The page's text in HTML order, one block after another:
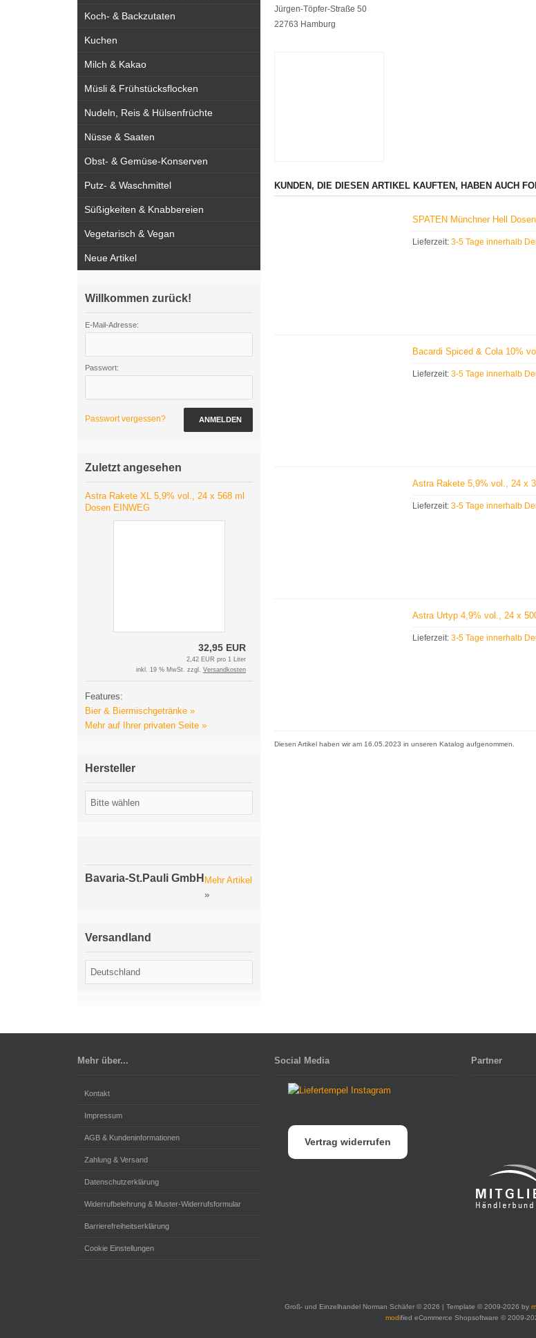
Jürgen-Töpfer-Straße 50
22763 Hamburg
KUNDEN, DIE DIESEN ARTIKEL KAUFTEN, HABEN AUCH
SPATEN Münchner Hell
Lieferzeit:3-5 Tage innerhalb
Bacardi Spiced & Cola 10%
Lieferzeit:3-5 Tage innerhalb
Astra Rakete 5,9% vol., 24 x
Lieferzeit:3-5 Tage innerhalb
Astra Urtyp 4,9% vol., 24 x
Lieferzeit:3-5 Tage innerhalb
Diesen Artikel haben wir am 16.05.2023 in unseren Katalog aufgenommen.
Koch- & Backzutaten
Kuchen
Milch & Kakao
Müsli & Frühstücksflocken
Nudeln, Reis & Hülsenfrüchte
Nüsse & Saaten
Obst- & Gemüse-Konserven
Putz- & Waschmittel
Süßigkeiten & Knabbereien
Vegetarisch & Vegan
Neue Artikel
Willkommen zurück!
E-Mail-Adresse:
Passwort:
Passwort vergessen? ANMELDEN
Zuletzt angesehen
Astra Rakete XL 5,9% vol., 24 x 568 ml
Dosen EINWEG
32,95 EUR
2,42 EUR pro 1 Liter
inkl. 19 % MwSt. zzgl. Versandkosten
Features:
Bier & Biermischgetränke »
Mehr auf Ihrer privaten Seite »
Hersteller
Bavaria-St.Pauli GmbH Mehr Artikel
»
Versandland
Mehr über...
Kontakt
Impressum
AGB & Kundeninformationen
Zahlung & Versand
Datenschutzerklärung
Widerrufbelehrung & Muster-Widerrufsformular
Barrierefreiheitserklärung
Cookie Einstellungen
Social Media
Vertrag widerrufen
Partner
Groß- und Einzelhandel Norman Schäfer © 2026 | Template © 2009-2026 by
modified eCommerce Shopsoftware © 2009-